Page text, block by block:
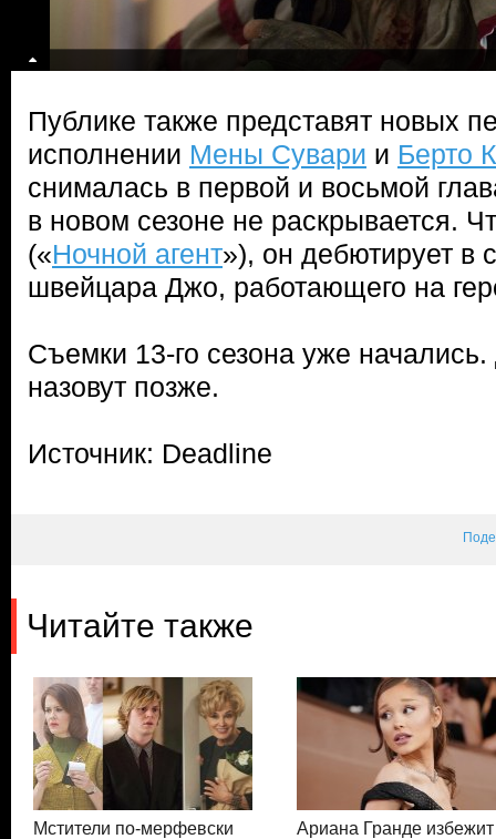
Публике также представят новых
исполнении Мены Сувари и Берто
снималась в первой и восьмой
в новом сезоне не раскрывается.
(«Ночной агент»), он дебютирует в
швейцара Джо, работающего на
Съемки 13-го сезона уже
назовут позже.
Источник: Deadline
Читайте также
Мстители по-мерфевски
Ариана Гранде избежит